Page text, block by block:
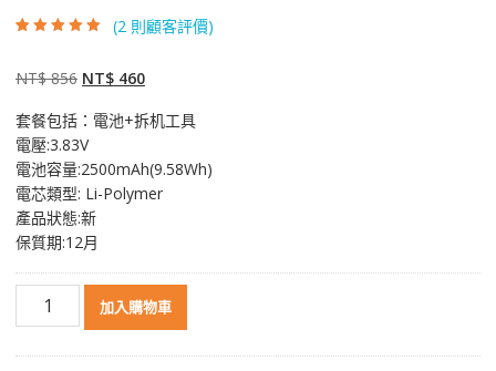
行評分
(2 則顧客評價)
NT$856 原
價
格：
NT$ 856。
NT$460目
價
NT$ 460。
套餐包括：電池+拆机工具
電壓:3.83V
電池容量:2500mAh(9.58Wh)
電芯類型: Li-Polymer
產品狀態:新
保質期:12月
加入購物車